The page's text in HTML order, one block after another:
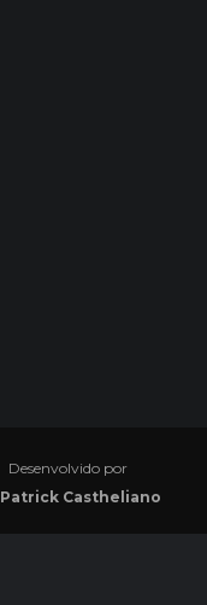
Desenvolvido por
Patrick Castheliano